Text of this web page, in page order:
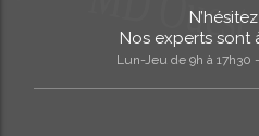
Nos experts sont
Lun-Jeu de 9h à 17h30